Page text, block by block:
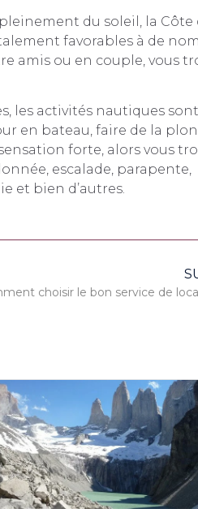
du soleil, la Côte
favorables à de
amis ou en couple, vous
les activités nautiques sont
en bateau, faire de la
forte, alors vous
escalade, parapente,
et bien d’autres.